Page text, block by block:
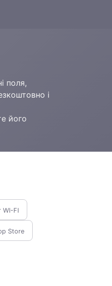
поля,
і
його
WI-FI
Store